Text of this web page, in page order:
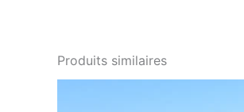
Produits similaires